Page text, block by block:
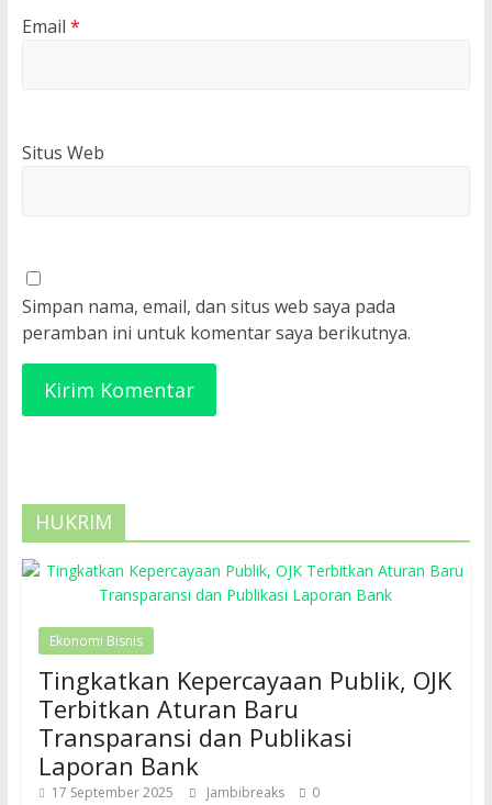
Email *
Situs Web
Simpan nama, email, dan situs web saya pada
peramban ini untuk komentar saya berikutnya.
HUKRIM
Ekonomi Bisnis
Tingkatkan Kepercayaan Publik, OJK
Terbitkan Aturan Baru
Transparansi dan Publikasi
Laporan Bank
17 September 2025 Jambibreaks 0